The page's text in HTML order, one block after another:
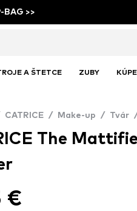
BAG >>
A ŠTETCE ZUBY
CATRICE / Make-up / Tvár
The
€